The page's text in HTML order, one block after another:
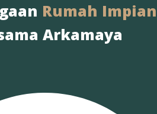
Rumah Impian
Arkamaya